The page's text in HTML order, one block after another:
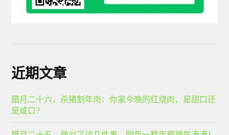
近期文章
腊月二十六，杀猪割年肉：你家今晚的红烧肉，是甜口还
是咸口？